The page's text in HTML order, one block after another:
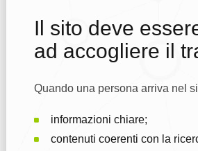
Il sito deve
ad accogliere il
Quando una persona arriva nel
informazioni chiare;
contenuti coerenti con la